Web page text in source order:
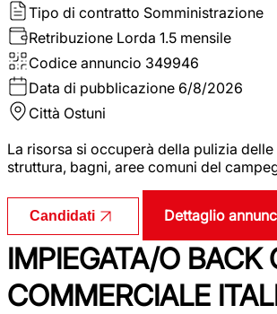
Tipo di contratto Somministrazione
Retribuzione Lorda 1.5 mensile
Codice annuncio 349946
Data di pubblicazione 6/8/2026
Città Ostuni
La risorsa si occuperà della pulizia
struttura, bagni, aree comuni del
Candidati Dettaglio
IMPIEGATA/O BACK
COMMERCIALE